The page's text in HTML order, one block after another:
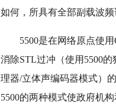
如何，所具有全部副载波频
5500是在网络原点使
消除STL过冲（使用5500
理器/立体声编码器模式）
5500的两种模式使政府机